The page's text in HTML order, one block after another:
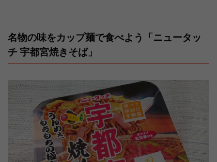
名物の味をカップ麺で食べよう「ニュータッ
チ 宇都宮焼きそば」